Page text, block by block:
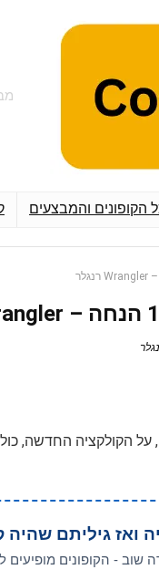
הקופונים והמבצעים
ואז גיליתם שהיה
שוב - הקופונים מופיעים